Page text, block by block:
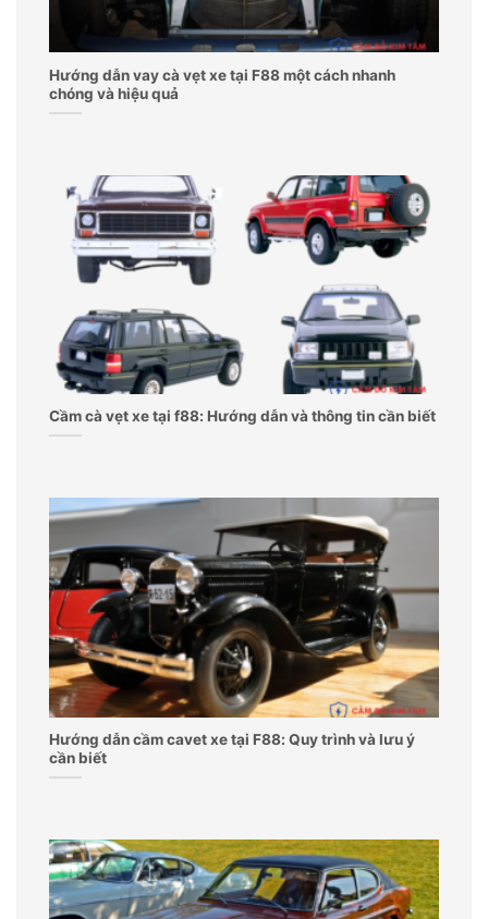
Hướng dẫn vay cà vẹt xe tại F88 một cách nhanh
chóng và hiệu quả
Cầm cà vẹt xe tại f88: Hướng dẫn và thông tin cần biết
Hướng dẫn cầm cavet xe tại F88: Quy trình và lưu ý
cần biết